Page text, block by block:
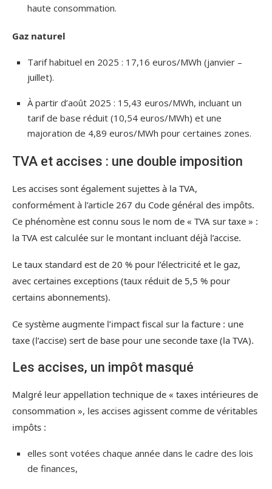
haute consommation.
Gaz naturel
Tarif habituel en 2025 : 17,16 euros/MWh (janvier –
juillet).
À partir d’août 2025 : 15,43 euros/MWh, incluant un
tarif de base réduit (10,54 euros/MWh) et une
majoration de 4,89 euros/MWh pour certaines zones.
TVA et accises : une double imposition
Les accises sont également sujettes à la TVA,
conformément à l’article 267 du Code général des impôts.
Ce phénomène est connu sous le nom de « TVA sur taxe » :
la TVA est calculée sur le montant incluant déjà l’accise.
Le taux standard est de 20 % pour l’électricité et le gaz,
avec certaines exceptions (taux réduit de 5,5 % pour
certains abonnements).
Ce système augmente l’impact fiscal sur la facture : une
taxe (l’accise) sert de base pour une seconde taxe (la TVA).
Les accises, un impôt masqué
Malgré leur appellation technique de « taxes intérieures de
consommation », les accises agissent comme de véritables
impôts :
elles sont votées chaque année dans le cadre des lois
de finances,